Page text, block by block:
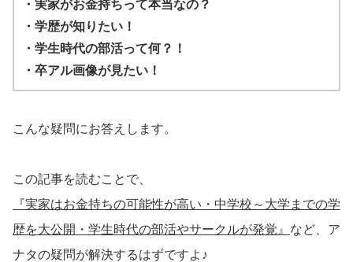
・実家がお金持ちって本当なの？
・学歴が知りたい！
・学生時代の部活って何？！
・卒アル画像が見たい！
こんな疑問にお答えします。
この記事を読むことで、
『実家はお金持ちの可能性が高い・中学校～大学までの学
歴を大公開・学生時代の部活やサークルが発覚』 など、ア
ナタの疑問が解決するはずですよ♪